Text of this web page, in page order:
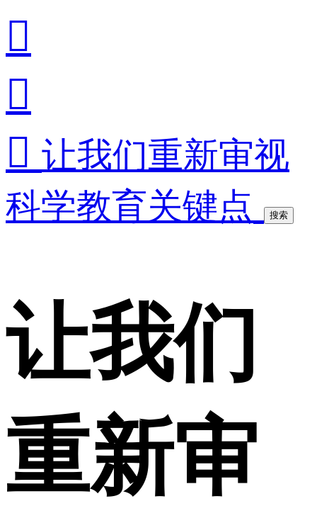


 让我们重新审视
科学教育关键点
搜索
让我们
重新审